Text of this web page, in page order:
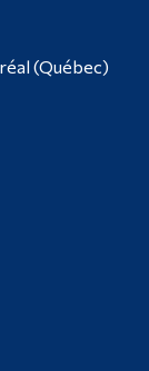
(Québec)